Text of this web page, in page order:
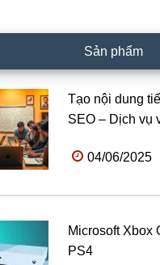
Sản phẩm
Tạo nội dung
SEO – Dịch vụ
04/06/2025
Microsoft Xbox
PS4